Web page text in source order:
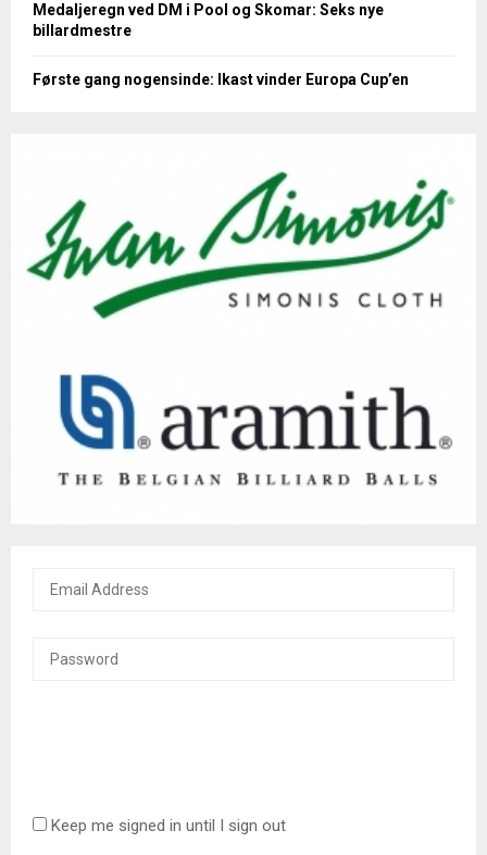
Medaljeregn ved DM i Pool og Skomar: Seks nye
billardmestre
Første gang nogensinde: Ikast vinder Europa Cup’en
Keep me signed in until I sign out